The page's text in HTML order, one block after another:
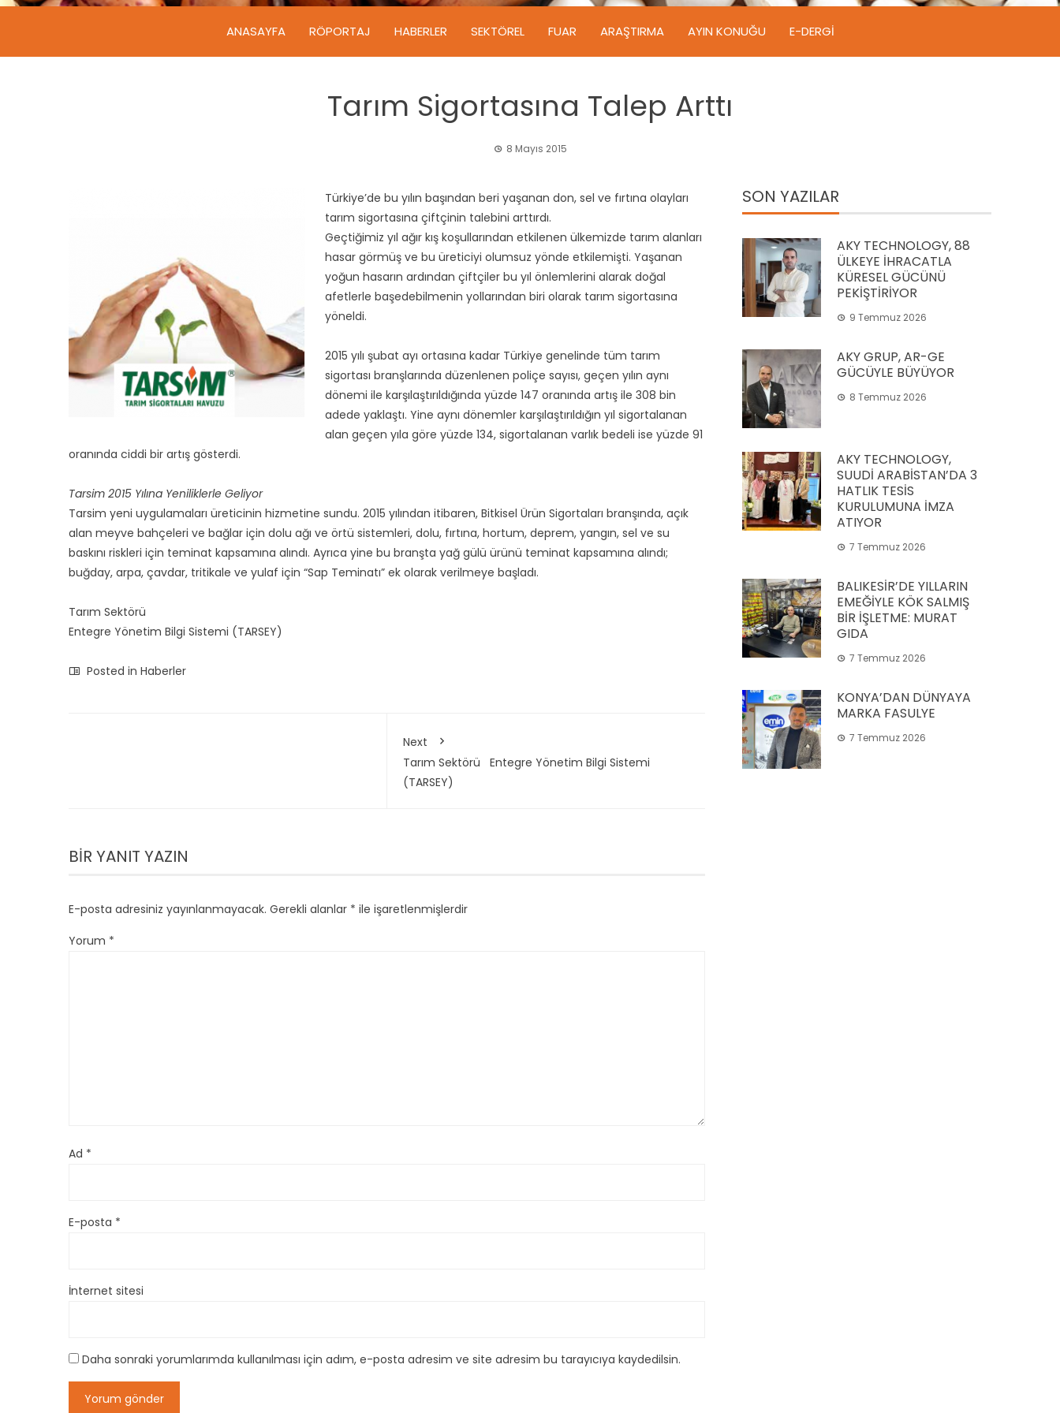
ANASAYFA RÖPORTAJ HABERLER SEKTÖREL FUAR ARAŞTIRMA AYIN KONUĞU E-DERGI
Tarım Sigortasına Talep Arttı
8 Mayıs 2015
Türkiye’de bu yılın başından beri yaşanan don, sel ve fırtına olayları
tarım sigortasına çiftçinin talebini arttırdı.
Geçtiğimiz yıl ağır kış koşullarından etkilenen ülkemizde tarım alanları
hasar görmüş ve bu üreticiyi olumsuz yönde etkilemişti. Yaşanan
yoğun hasarın ardından çiftçiler bu yıl önlemlerini alarak doğal
afetlerle başedebilmenin yollarından biri olarak tarım sigortasına
yöneldi.
2015 yılı şubat ayı ortasına kadar Türkiye genelinde tüm tarım
sigortası branşlarında düzenlenen poliçe sayısı, geçen yılın aynı
dönemi ile karşılaştırıldığında yüzde 147 oranında artış ile 308 bin
adede yaklaştı. Yine aynı dönemler karşılaştırıldığın yıl sigortalanan
alan geçen yıla göre yüzde 134, sigortalanan varlık bedeli ise yüzde 91
oranında ciddi bir artış gösterdi.
Tarsim 2015 Yılına Yeniliklerle Geliyor
Tarsim yeni uygulamaları üreticinin hizmetine sundu. 2015 yılından itibaren, Bitkisel Ürün Sigortaları branşında, açık
alan meyve bahçeleri ve bağlar için dolu ağı ve örtü sistemleri, dolu, fırtına, hortum, deprem, yangın, sel ve su
baskını riskleri için teminat kapsamına alındı. Ayrıca yine bu branşta yağ gülü ürünü teminat kapsamına alındı;
buğday, arpa, çavdar, tritikale ve yulaf için “Sap Teminatı” ek olarak verilmeye başladı.
Tarım Sektörü
Entegre Yönetim Bilgi Sistemi (TARSEY)
Posted in Haberler
Next
Tarım Sektörü Entegre Yönetim Bilgi Sistemi
(TARSEY)
BIR YANIT YAZIN
E-posta adresiniz yayınlanmayacak. Gerekli alanlar * ile işaretlenmişlerdir
Yorum *
Ad *
E-posta *
İnternet sitesi
Daha sonraki yorumlarımda kullanılması için adım, e-posta adresim ve site adresim bu tarayıcıya kaydedilsin.
SON YAZILAR
AKY TECHNOLOGY, 88
ÜLKEYE İHRACATLA
KÜRESEL GÜCÜNÜ
PEKİŞTİRİYOR
9 Temmuz 2026
AKY GRUP, AR-GE
GÜCÜYLE BÜYÜYOR
8 Temmuz 2026
AKY TECHNOLOGY,
SUUDİ ARABİSTAN’DA 3
HATLIK TESİS
KURULUMUNA İMZA
ATIYOR
7 Temmuz 2026
BALIKESİR’DE YILLARIN
EMEĞİYLE KÖK SALMIŞ
BİR İŞLETME: MURAT
GIDA
7 Temmuz 2026
KONYA’DAN DÜNYAYA
MARKA FASULYE
7 Temmuz 2026